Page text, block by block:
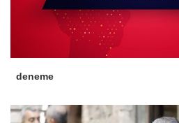
deneme